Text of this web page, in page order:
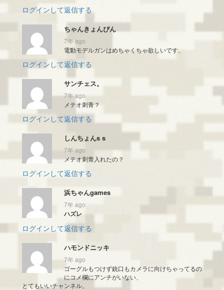
ログインして返信する
ちゃんきょんぴん
7年 ago
電動モデルガンはめちゃくちゃ欲しいです、
ログインして返信する
サンチェス。
7年 ago
メテオ刺青？
ログインして返信する
しんちょんs s
7年 ago
メテオ刺青入れたの？
ログインして返信する
浜ちゃんgames
7年 ago
ハズレ
ログインして返信する
ハモンドニッキ
7年 ago
ゴーグルもつけず銃口もカメラに向けちゃってるの
にコメ欄にアンチがいない、
とてもいいチャンネル。